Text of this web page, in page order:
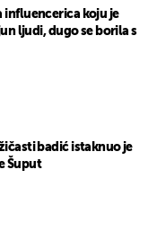
influencerica koju je
ljudi, dugo se borila s
badić istaknuo je
Šuput